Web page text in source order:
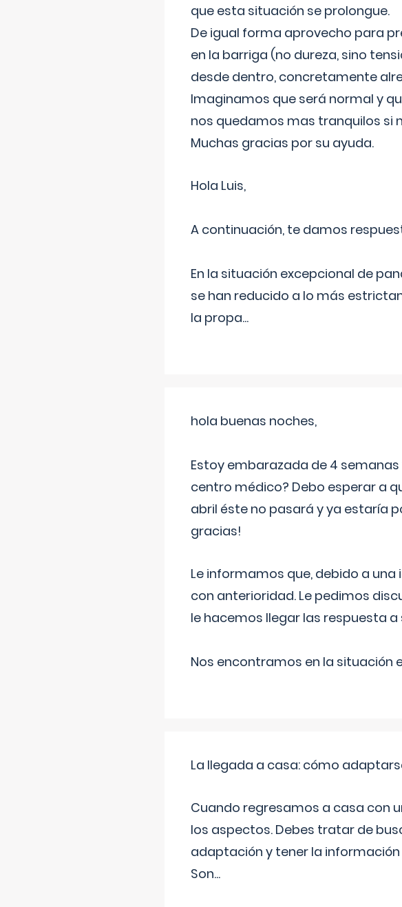
que esta situación se prolongue.
De igual forma aprovecho para
en la barriga (no dureza, sino
desde dentro, concretamente
Imaginamos que será normal y
nos quedamos mas tranquilos si
Muchas gracias por su ayuda.
Hola Luis,
A continuación, te damos
En la situación excepcional de
se han reducido a lo más
la propa...
hola buenas noches,
Estoy embarazada de 4
centro médico? Debo esperar a
abril éste no pasará y ya estaría
gracias!
Le informamos que, debido a
con anterioridad. Le pedimos
le hacemos llegar las respuesta a
Nos encontramos en la situación
La llegada a casa: cómo
Cuando regresamos a casa con
los aspectos. Debes tratar de
adaptación y tener la
Son...